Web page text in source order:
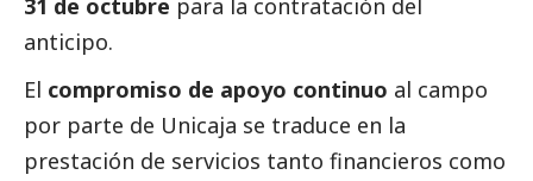
31 de octubre para la contratación del
anticipo.
El compromiso de apoyo continuo al campo
por parte de Unicaja se traduce en la
prestación de servicios tanto financieros como